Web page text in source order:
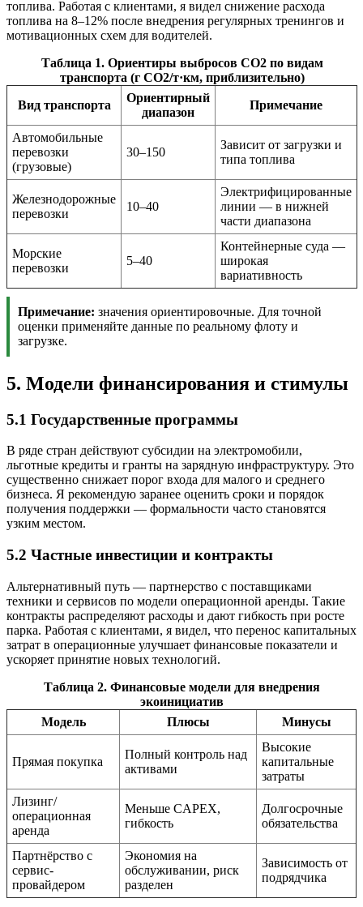
топлива. Работая с клиентами, я видел снижение расхода
топлива на 8–12% после внедрения регулярных тренингов и
мотивационных схем для водителей.
Таблица 1. Ориентиры выбросов CO2 по видам
транспорта (г CO2/т·км, приблизительно)
Вид транспорта
Ориентирный
диапазон
Примечание
Автомобильные
перевозки
(грузовые)
30–150
Зависит от загрузки и
типа топлива
Железнодорожные
перевозки
10–40
Электрифицированные
линии — в нижней
части диапазона
Морские
перевозки
5–40
Контейнерные суда —
широкая
вариативность
Примечание: значения ориентировочные. Для точной
оценки применяйте данные по реальному флоту и
загрузке.
5. Модели финансирования и стимулы
5.1 Государственные программы
В ряде стран действуют субсидии на электромобили,
льготные кредиты и гранты на зарядную инфраструктуру. Это
существенно снижает порог входа для малого и среднего
бизнеса. Я рекомендую заранее оценить сроки и порядок
получения поддержки — формальности часто становятся
узким местом.
5.2 Частные инвестиции и контракты
Альтернативный путь — партнерство с поставщиками
техники и сервисов по модели операционной аренды. Такие
контракты распределяют расходы и дают гибкость при росте
парка. Работая с клиентами, я видел, что перенос капитальных
затрат в операционные улучшает финансовые показатели и
ускоряет принятие новых технологий.
Таблица 2. Финансовые модели для внедрения
экоинициатив
Модель
Плюсы Минусы
Прямая покупка
Полный контроль над
активами
Высокие
капитальные
затраты
Лизинг/
операционная
аренда
Меньше CAPEX,
гибкость
Долгосрочные
обязательства
Партнёрство с
сервис-
провайдером
Экономия на
обслуживании, риск
разделен
Зависимость от
подрядчика